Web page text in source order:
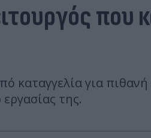
που
καταγγελία για
της.